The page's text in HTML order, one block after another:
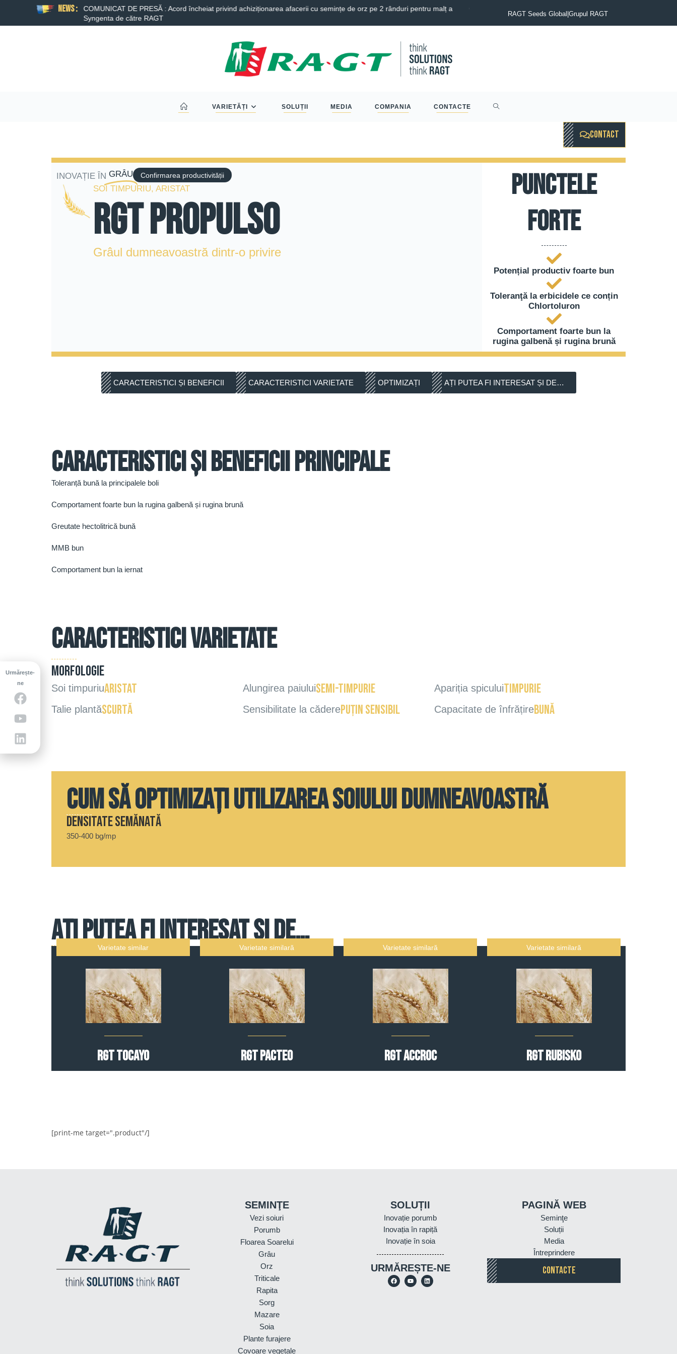
News :
de către RAGT a fost
COMUNICAT DE PRESĂ : Acord încheiat privind achiziționarea afacerii cu semințe de orz pe 2 rânduri pentru malț a
Syngenta de către RAGT
RAGT Seeds Global|Grupul RAGT
VARIETĂȚI SOLUȚII MEDIA COMPANIA CONTACTE
CONTACT
INOVAȚIE ÎN GRÂU Confirmarea productivității
SOI TIMPURIU, ARISTAT
RGT PROPULSO
Grâul dumneavoastră dintr-o privire
Punctele
forte
Potențial productiv foarte bun
Toleranţă la erbicidele ce conțin
Chlortoluron
Comportament foarte bun la
rugina galbenă și rugina brună
CARACTERISTICI ȘI BENEFICII CARACTERISTICI VARIETATE OPTIMIZAȚI AȚI PUTEA FI INTERESAT ȘI DE…
Caracteristici și beneficii principale
Toleranță bună la principalele boli
Comportament foarte bun la rugina galbenă și rugina brună
Greutate hectolitrică bună
MMB bun
Comportament bun la iernat
Caracteristici varietate
Morfologie
Soi timpuriuaristat Alungirea paiuluisemi-timpurie Apariția spiculuitimpurie
Talie plantăscurtă Sensibilitate la căderepuțin sensibil Capacitate de înfrățirebună
Cum să optimizați utilizarea soiului dumneavoastră
Densitate semănată
350-400 bg/mp
Ați putea fi interesat și de…
Varietate similar
RGT TOCAYO
Varietate similară
RGT PACTEO
Varietate similară
RGT ACCROC
Varietate similară
RGT RUBISKO
[print-me target=".product"/]
SEMINŢE
Vezi soiuri
Porumb
Floarea Soarelui
Grâu
Orz
Triticale
Rapita
Sorg
Mazare
Soia
Plante furajere
Covoare vegetale
SOLUȚII
Inovație porumb
Inovația în rapiță
Inovație în soia
URMĂREȘTE-NE
PAGINĂ WEB
Seminţe
Soluții
Media
Întreprindere
CONTACTE
Urmărește-
ne